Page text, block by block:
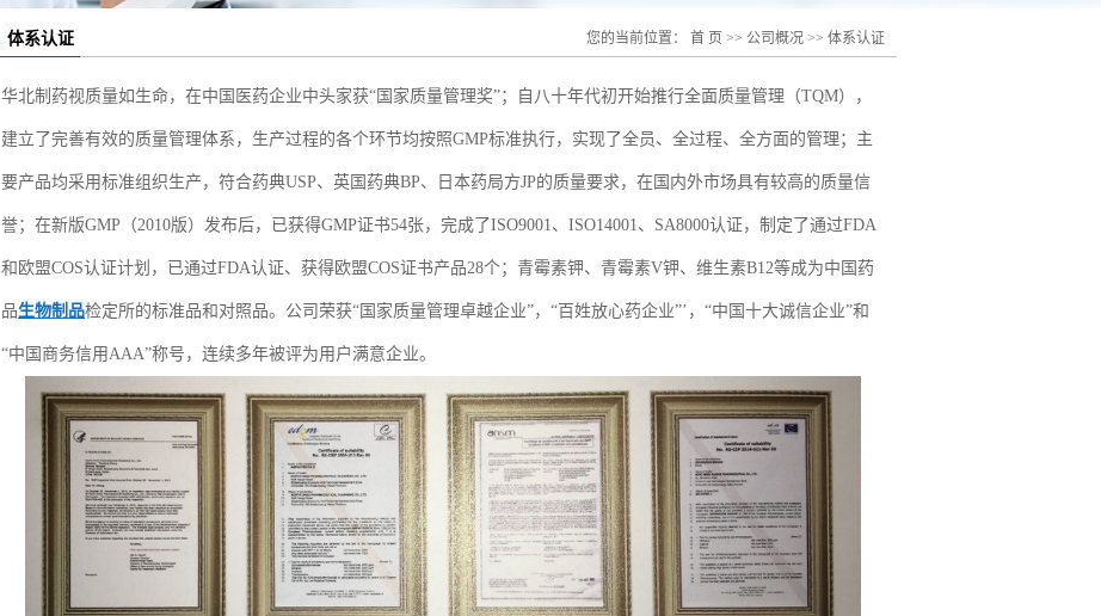
体系认证 您的当前位置： 首 页 >> 公司概况 >> 体系认证
华北制药视质量如生命，在中国医药企业中头家获“国家质量管理奖”；自八十年代初开始推行全面质量管理（TQM），
建立了完善有效的质量管理体系，生产过程的各个环节均按照GMP标准执行，实现了全员、全过程、全方面的管理；主
要产品均采用标准组织生产，符合药典USP、英国药典BP、日本药局方JP的质量要求，在国内外市场具有较高的质量信
誉；在新版GMP（2010版）发布后，已获得GMP证书54张，完成了ISO9001、ISO14001、SA8000认证，制定了通过FDA
和欧盟COS认证计划，已通过FDA认证、获得欧盟COS证书产品28个；青霉素钾、青霉素V钾、维生素B12等成为中国药
品生物制品检定所的标准品和对照品。公司荣获“国家质量管理卓越企业”，“百姓放心药企业”’，“中国十大诚信企业”和
“中国商务信用AAA”称号，连续多年被评为用户满意企业。